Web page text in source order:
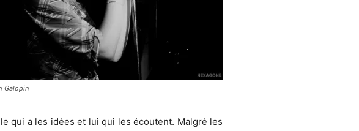
Galopin
qui a les idées et lui qui les écoutent. Malgré les